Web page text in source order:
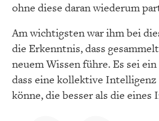
ohne diese daran wiederum
Am wichtigsten war ihm bei
die Erkenntnis, dass
neuem Wissen führe. Es sei
dass eine kollektive
könne, die besser als die